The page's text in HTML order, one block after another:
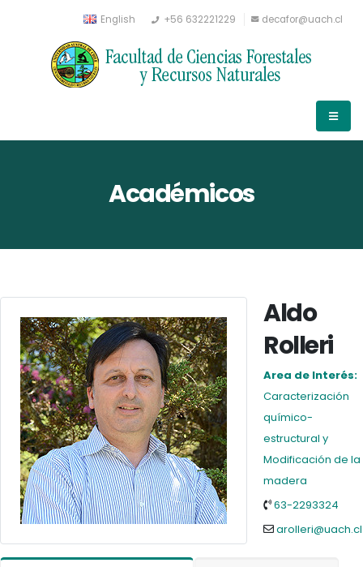
English +56 632221229 decafor@uach.cl
Académicos
Aldo
Rolleri
Area de Interés:
Caracterización
químico-
estructural y
Modificación de la
madera
63-2293324
arolleri@uach.cl